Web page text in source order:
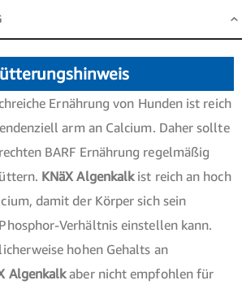
Ernährung von Hunden ist reich
arm an Calcium. Daher sollte
BARF Ernährung regelmäßig
KNäX Algenkalkist reich an hoch
damit der Körper sich sein
Verhältnis einstellen kann.
hohen Gehalts an
Algenkalkaber nicht empfohlen für